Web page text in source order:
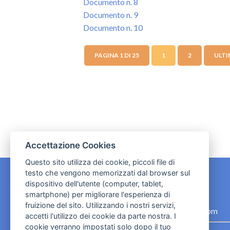
Documento n. 9
Documento n. 10
PAGINA 1 DI 25 1 2
CONTATTI
contact.originebologna@gmail.com
Accettazione Cookies
Questo sito utilizza dei cookie, piccoli file di
testo che vengono memorizzati dal browser sul
dispositivo dell'utente (computer, tablet,
smartphone) per migliorare l'esperienza di
fruizione del sito. Utilizzando i nostri servizi,
accetti l'utilizzo dei cookie da parte nostra. I
cookie verranno impostati solo dopo il tuo